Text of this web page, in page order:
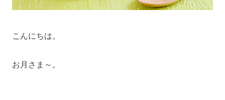
こんにちは。
お月さま～。